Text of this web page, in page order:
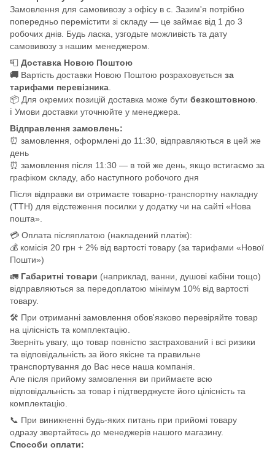
Замовлення для самовивозу з офісу в с. Зазим'я потрібно
попередньо перемістити зі складу — це займає від 1 до 3
робочих днів. Будь ласка, узгодьте можливість та дату
самовивозу з нашим менеджером.
📮 Доставка Новою Поштою
🚚 Вартість доставки Новою Поштою розраховується за
тарифами перевізника
📦 Для окремих позицій доставка може бути безкоштовною
ℹ️ Умови доставки уточнюйте у менеджера.
Відправлення замовлень:
⏰ замовлення, оформлені до 11:30, відправляються в цей же
день
⏰ замовлення після 11:30 — в той же день, якщо встигаємо за
графіком складу, або наступного робочого дня
Після відправки ви отримаєте товарно-транспортну накладну
(ТТН) для відстеження посилки у додатку чи на сайті «Нова
пошта».
💳 Оплата післяплатою (накладений платіж):
💰 комісія 20 грн + 2% від вартості товару (за тарифами «Нової
Пошти»)
🚛 Габаритні товари (наприклад, ванни, душові кабіни тощо)
відправляються за передоплатою мінімум 10% від вартості
товару.
🛠️ При отриманні замовлення обов'язково перевіряйте товар
на цілісність та комплектацію.
Зверніть увагу, що товар повністю застрахований і всі ризики
та відповідальність за його якісне та правильне
транспортування до Вас несе наша компанія.
Але після прийому замовлення ви приймаєте всю
відповідальність за товар і підтверджуєте його цілісність та
комплектацію.
📞 При виникненні будь-яких питань при прийомі товару
одразу звертайтесь до менеджерів нашого магазину.
Способи оплати: